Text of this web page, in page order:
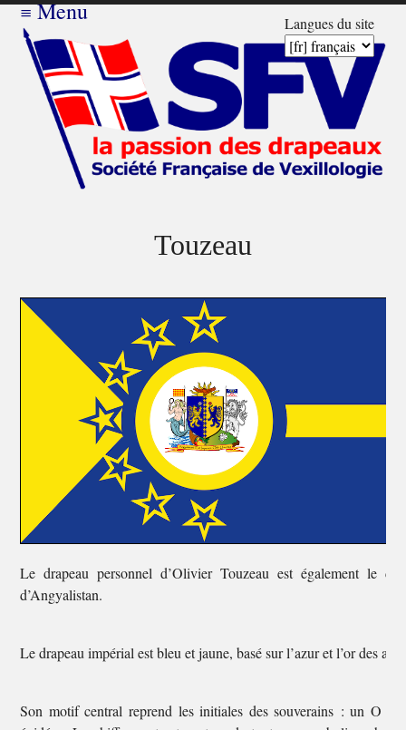
Langues du site
≡Menu
Touzeau
Le drapeau personnel d’Olivier Touzeau est également le
d’Angyalistan.
Le drapeau impérial est bleu et jaune, basé sur l’azur et l’or des
Son motif central reprend les initiales des souverains : un O